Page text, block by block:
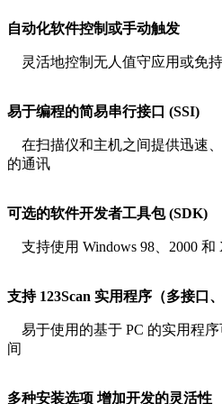
自动化软件控制或手动触发
灵活地控制无人值守应用或免
易于编程的简易串行接口 (SSI)
在扫描仪和主机之间提供迅速
的通讯
可选的软件开发者工具包 (SDK)
支持使用 Windows 98、2000
支持 123Scan 实用程序（多接口
易于使用的基于 PC 的实用程
间
多种安装选项 增加开发的灵活性